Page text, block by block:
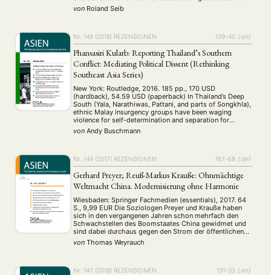
chen Entitäten des Südpazifiks eher gegen- teilig aus. V
orherrschend sind nach dem samoanischen Dichter, …
von Roland Seib
Nr. 149 (2018) REZENSIONEN 139–40 {:en}
Phansasiri Kularb: Reporting Thailand’s Southern
Conflict: Mediating Political Dissent (Rethinking
Southeast Asia Series)
New York: Routledge, 2016. 185 pp., 170 USD
(hardback), 54.59 USD (paperback) In Thailand’s Deep
South (Yala, Narathiwas, Pattani, and parts of Songkhla),
ethnic Malay insurgency groups have been waging
violence for self-determination and separation for
decades. The conflict dates back to the annexing of
today’s southern Thailand from Malaysia but exploded in
von Andy Buschmann
Nr. 144 (2017) REZENSIONEN 167–68 {:de}
Gerhard Preyer; Reuß-Markus Krauße: Ohnmächtige
Weltmacht China. Modernisierung ohne Harmonie
Wiesbaden: Springer Fachmedien (essentials), 2017. 64
S., 9,99 EUR Die Soziologen Preyer und Krauße haben
sich in den vergangenen Jahren schon mehrfach den
Schwachstellen des Boomstaates China gewidmet und
sind dabei durchaus gegen den Strom der öffentlichen
Wahrnehmung geschwommen. Die Verwendung der
Antonyme „Ohnmacht“ und „Weltmacht“ sowie die
von Thomas Weyrauch
Nr. 147 (2018) REZENSIONEN 131–33 {:en}